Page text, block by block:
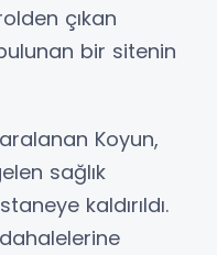
çıkan
bir sitenin
Koyun,
sağlık
kaldırıldı.